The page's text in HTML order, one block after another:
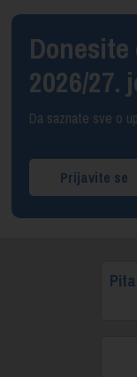
2026/27.
Da saznate sve o
Prijavite se